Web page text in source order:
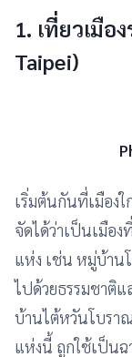
1. เที่ยวเมือ
Taipei)
เริ่มต้นกันที่เมือง
จัดได้ว่าเป็นเมือ
แห่ง เช่น หมู่บ้าน
ไปด้วยธรรมชาติแ
บ้านไต้หวันโบรา
แห่งนี้ ถูกใช้เป็นฉ